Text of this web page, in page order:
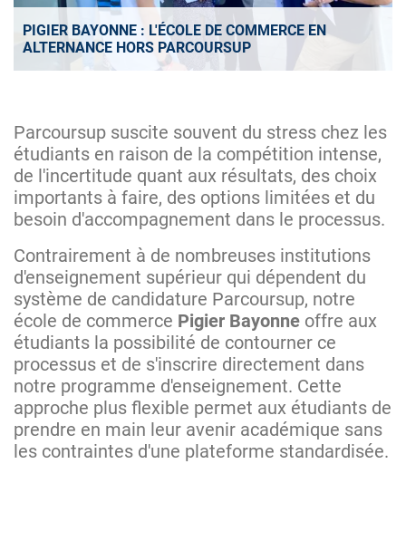
PIGIER BAYONNE : L'ÉCOLE DE COMMERCE EN
ALTERNANCE HORS PARCOURSUP
Parcoursup suscite souvent du stress chez les
étudiants en raison de la compétition intense,
de l'incertitude quant aux résultats, des choix
importants à faire, des options limitées et du
besoin d'accompagnement dans le processus.
Contrairement à de nombreuses institutions
d'enseignement supérieur qui dépendent du
système de candidature Parcoursup, notre
école de commerce Pigier Bayonne offre aux
étudiants la possibilité de contourner ce
processus et de s'inscrire directement dans
notre programme d'enseignement. Cette
approche plus flexible permet aux étudiants de
prendre en main leur avenir académique sans
les contraintes d'une plateforme standardisée.